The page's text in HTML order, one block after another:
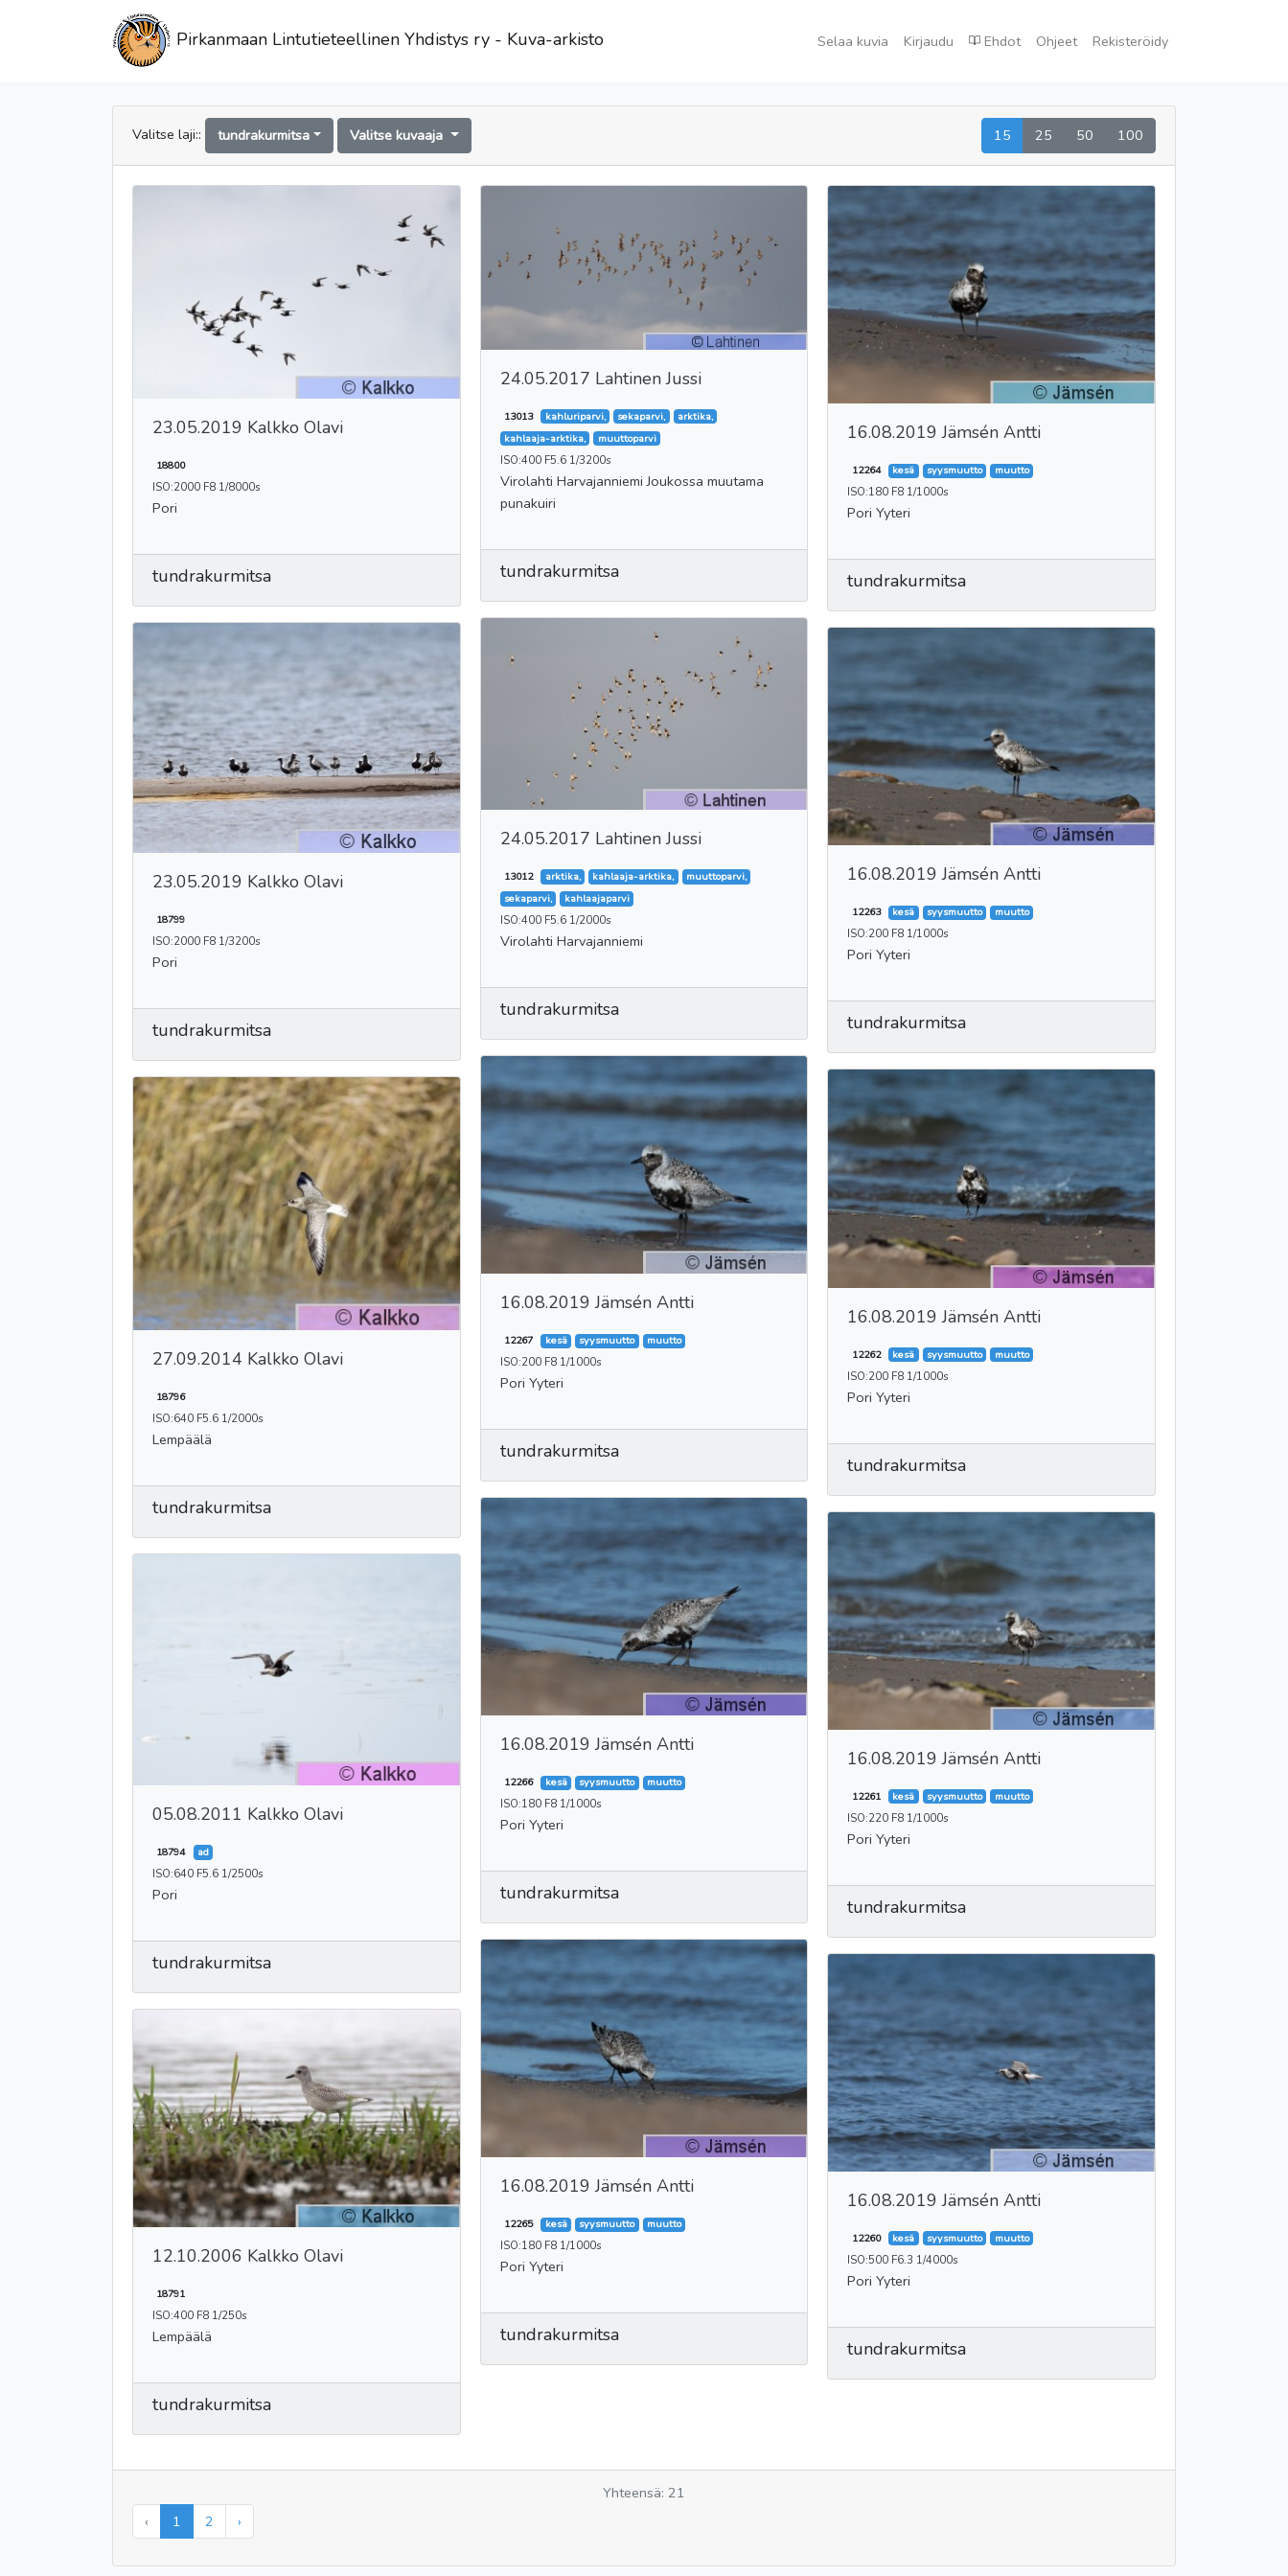
Pirkanmaan Lintutieteellinen Yhdistys ry - Kuva-arkisto Selaa kuvia Kirjaudu Ehdot Ohjeet Rekisteröidy
Valitse laji:: tundrakurmitsa Valitse kuvaaja 15 25 50 100
23.05.2019 Kalkko Olavi
18800
ISO:2000 F8 1/8000s
Pori
tundrakurmitsa
23.05.2019 Kalkko Olavi
18799
ISO:2000 F8 1/3200s
Pori
tundrakurmitsa
27.09.2014 Kalkko Olavi
18796
ISO:640 F5.6 1/2000s
Lempäälä
tundrakurmitsa
05.08.2011 Kalkko Olavi
18794 ad
ISO:640 F5.6 1/2500s
Pori
tundrakurmitsa
12.10.2006 Kalkko Olavi
18791
ISO:400 F8 1/250s
Lempäälä
tundrakurmitsa
24.05.2017 Lahtinen Jussi
13013 kahluriparvi, sekaparvi,
arktika,
kahlaaja-arktika,
muuttoparvi
ISO:400 F5.6 1/3200s
Virolahti Harvajanniemi Joukossa muutama
punakuiri
tundrakurmitsa
24.05.2017 Lahtinen Jussi
13012 arktika, kahlaaja-arktika,
muuttoparvi,
sekaparvi,
kahlaajaparvi
ISO:400 F5.6 1/2000s
Virolahti Harvajanniemi
tundrakurmitsa
16.08.2019 Jämsén Antti
12267 kesä syysmuutto muutto
ISO:200 F8 1/1000s
Pori Yyteri
tundrakurmitsa
16.08.2019 Jämsén Antti
12266 kesä syysmuutto muutto
ISO:180 F8 1/1000s
Pori Yyteri
tundrakurmitsa
16.08.2019 Jämsén Antti
12265 kesä syysmuutto muutto
ISO:180 F8 1/1000s
Pori Yyteri
tundrakurmitsa
16.08.2019 Jämsén Antti
12264 kesä syysmuutto muutto
ISO:180 F8 1/1000s
Pori Yyteri
tundrakurmitsa
16.08.2019 Jämsén Antti
12263 kesä syysmuutto muutto
ISO:200 F8 1/1000s
Pori Yyteri
tundrakurmitsa
16.08.2019 Jämsén Antti
12262 kesä syysmuutto muutto
ISO:200 F8 1/1000s
Pori Yyteri
tundrakurmitsa
16.08.2019 Jämsén Antti
12261 kesä syysmuutto muutto
ISO:220 F8 1/1000s
Pori Yyteri
tundrakurmitsa
16.08.2019 Jämsén Antti
12260 kesä syysmuutto muutto
ISO:500 F6.3 1/4000s
Pori Yyteri
tundrakurmitsa
Yhteensä: 21
‹
1 2 ›